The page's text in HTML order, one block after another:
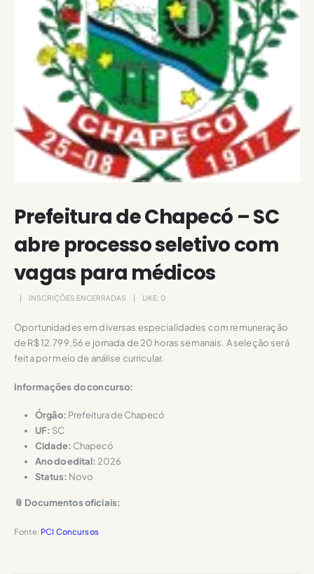
Prefeitura de Chapecó – SC
abre processo seletivo com
vagas para médicos
INSCRIÇÕES ENCERRADAS LIKE: 0
Oportunidades em diversas especialidades com remuneração
de R$ 12.799,56 e jornada de 20 horas semanais. A seleção será
feita por meio de análise curricular.
Informações do concurso:
Órgão: Prefeitura de Chapecó
UF: SC
Cidade: Chapecó
Ano do edital:2026
Status: Novo
📎 Documentos oficiais:
Fonte: PCI Concursos